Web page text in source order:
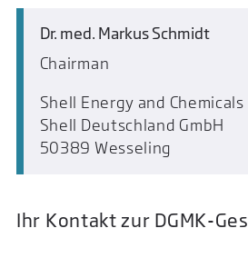
Dr. med. Markus Schmidt
Chairman
Shell Energy and
Shell Deutschland GmbH
50389 Wesseling
Ihr Kontakt zur DGMK-